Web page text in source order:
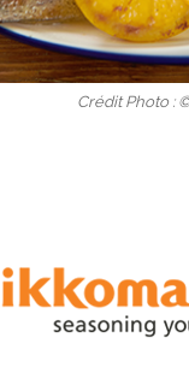
Crédit Photo :